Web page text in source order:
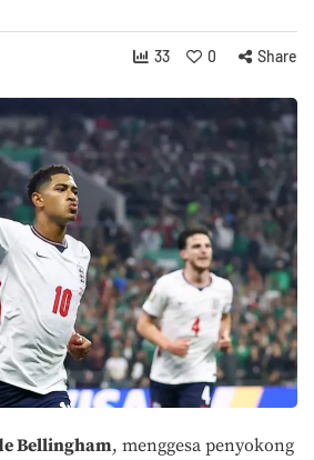
33 0 Share
Bellingham, menggesa penyokong